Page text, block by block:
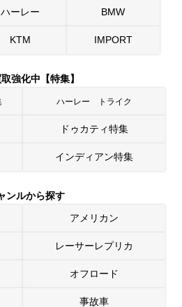
ハーレー BMW
KTM IMPORT
強化中【特集】
ハーレー トライク
ドゥカティ特集
インディアン特集
ンルから探す
アメリカン
レーサーレプリカ
オフロード
事故車